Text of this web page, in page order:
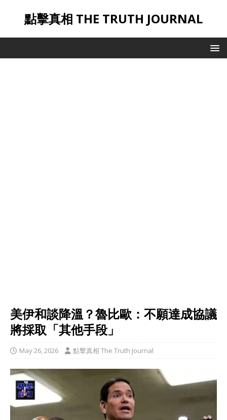
點擊真相 THE TRUTH JOURNAL
美伊和談降溫？魯比歐：不願達成協議
將採取「其他手段」
May 26, 2026 點擊真相 The Truth Journal